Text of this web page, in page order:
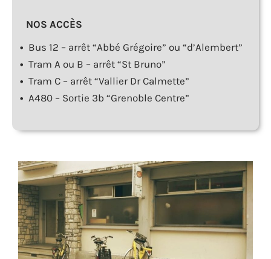
NOS ACCÈS
• Bus 12 – arrêt “Abbé Grégoire” ou “d’Alembert”
• Tram A ou B – arrêt “St Bruno”
• Tram C – arrêt “Vallier Dr Calmette”
• A480 – Sortie 3b “Grenoble Centre”